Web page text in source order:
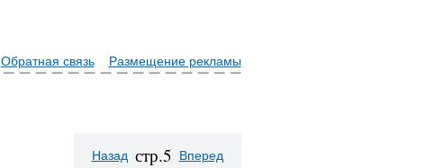
Обратная связь Размещение рекламы
Назад стр.5 Вперед